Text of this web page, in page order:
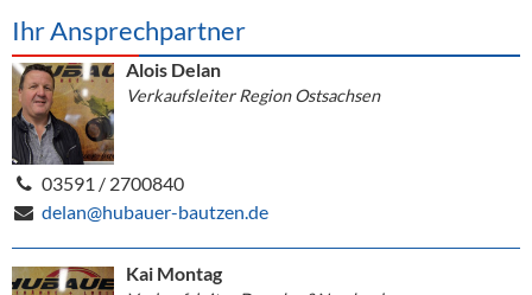
Ihr Ansprechpartner
Alois Delan
Verkaufsleiter Region Ostsachsen
03591 / 2700840
delan@hubauer-bautzen.de
Kai Montag